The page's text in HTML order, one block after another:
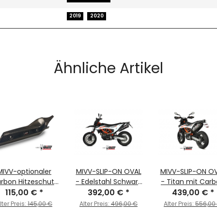
2019 2020
Ähnliche Artikel
optionaler
Hitzeschutz
R BJ. 2019 >
115,00 € *
Preis: 145,00 €
MIVV-SLIP-ON OVAL
- Edelstahl Schwarz
mit Carbon
Endkappe für KTM -
392,00 € *
Alter Preis: 496,00 €
MIVV-SLIP-ON
- Titan mit
Endkappe für
690 ENDURO R
439,00 € *
Alter Preis: